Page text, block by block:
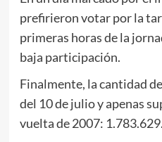
prefirieron votar por la
primeras horas de la
baja participación.
Finalmente, la cantidad
del 10 de julio y apenas
vuelta de 2007: 1.783.629.